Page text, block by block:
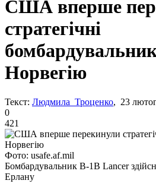
США вперше
стратегічні
Норвегію
Текст: Людмила Троценко, 23
0
421
Фото: usafe.af.mil
Бомбардувальник B-1B Lancer
Ерлану